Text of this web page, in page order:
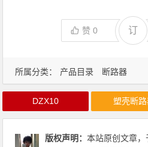
所属分类： 产品目录 断路器
赞0 订
DZX10 塑壳断
版权声明：本站原创文章